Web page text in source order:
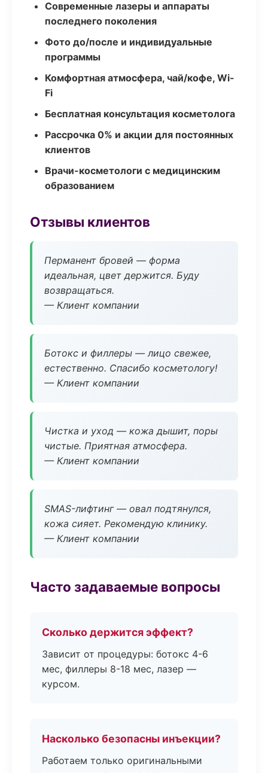
Современные лазеры и аппараты
последнего поколения
Фото до/после и индивидуальные
программы
Комфортная атмосфера, чай/кофе, Wi-
Fi
Бесплатная консультация косметолога
Рассрочка 0% и акции для постоянных
клиентов
Врачи-косметологи с медицинским
образованием
Отзывы клиентов
Перманент бровей — форма
идеальная, цвет держится. Буду
возвращаться.
— Клиент компании
Ботокс и филлеры — лицо свежее,
естественно. Спасибо косметологу!
— Клиент компании
Чистка и уход — кожа дышит, поры
чистые. Приятная атмосфера.
— Клиент компании
SMAS-лифтинг — овал подтянулся,
кожа сияет. Рекомендую клинику.
— Клиент компании
Часто задаваемые вопросы
Сколько держится эффект?
Зависит от процедуры: ботокс 4-6
мес, филлеры 8-18 мес, лазер —
курсом.
Насколько безопасны инъекции?
Работаем только оригинальными